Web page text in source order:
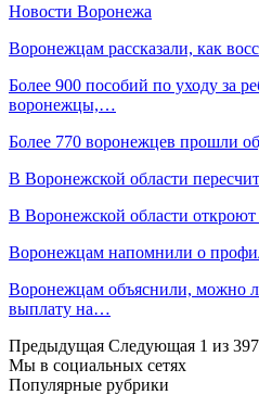
Новости Воронежа
Воронежцам рассказали, как
Более 900 пособий по уходу за
воронежцы,…
Более 770 воронежцев прошли
В Воронежской области
В Воронежской области
Воронежцам напомнили о
Воронежцам объяснили, можно
выплату на…
Предыдущая Следующая 1 из 397
Мы в социальных сетях
Популярные рубрики